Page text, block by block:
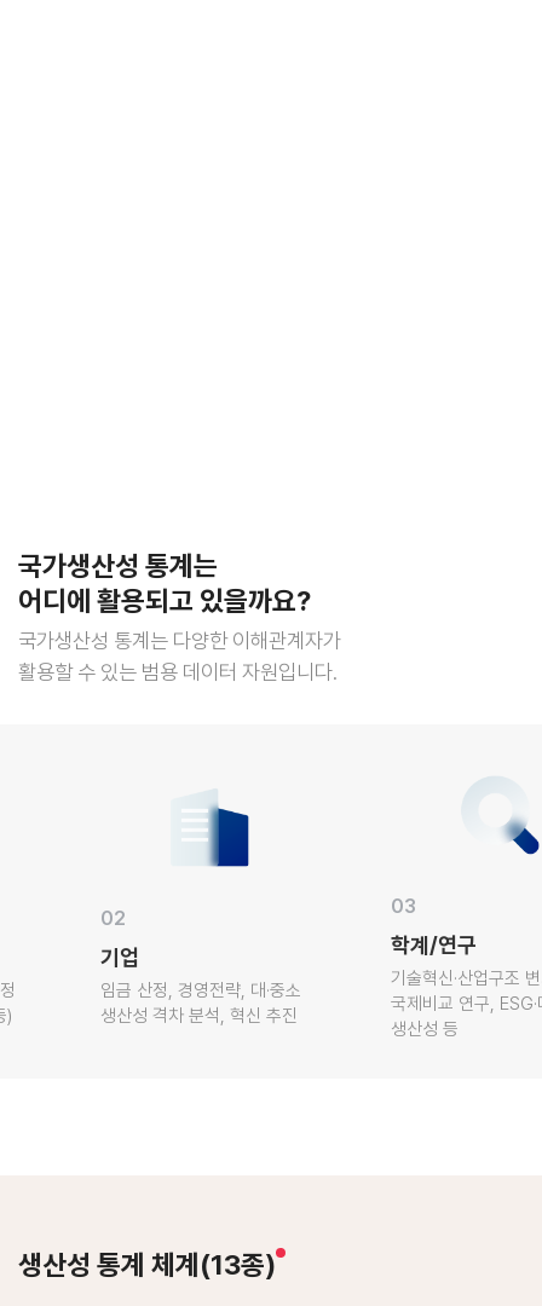
국가생산성 통계는
어디에 활용되고 있을까요?
국가생산성 통계는 다양한 이해관계자가
활용할 수 있는 범용 데이터 자원입니다.
02
기업
임금 산정, 경영전략, 대·중소
생산성 격차 분석, 혁신 추진
03
학계/연구
기술혁신·산업구조 변
국제비교 연구, ESG·
생산성 등
생산성 통계 체계(13종)